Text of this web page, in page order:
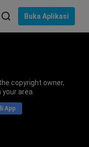
Buka Aplikasi
copyright owner,
area.
App